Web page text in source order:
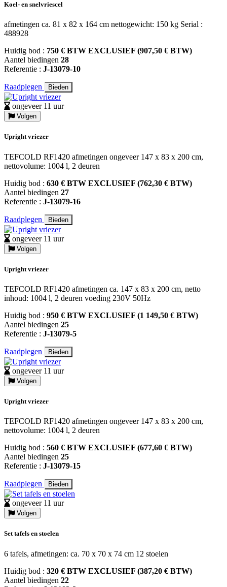
Koel- en snelvriescel
afmetingen ca. 81 x 82 x 164 cm nettogewicht: 150 kg Serial :
488928
Huidig bod : 750 € BTW EXCLUSIEF (907,50 € BTW)
Aantel biedingen 28
Referentie : J-13079-10
Raadplegen Bieden
ongeveer 11 uur
Volgen
Upright vriezer
TEFCOLD RF1420 afmetingen ongeveer 147 x 83 x 200 cm,
nettovolume: 1004 l, 2 deuren
Huidig bod : 630 € BTW EXCLUSIEF (762,30 € BTW)
Aantel biedingen 27
Referentie : J-13079-16
Raadplegen Bieden
ongeveer 11 uur
Volgen
Upright vriezer
TEFCOLD RF1420 afmetingen ca. 147 x 83 x 200 cm, netto
inhoud: 1004 l, 2 deuren voeding 230V 50Hz
Huidig bod : 950 € BTW EXCLUSIEF (1 149,50 € BTW)
Aantel biedingen 25
Referentie : J-13079-5
Raadplegen Bieden
ongeveer 11 uur
Volgen
Upright vriezer
TEFCOLD RF1420 afmetingen ongeveer 147 x 83 x 200 cm,
nettovolume: 1004 l, 2 deuren
Huidig bod : 560 € BTW EXCLUSIEF (677,60 € BTW)
Aantel biedingen 25
Referentie : J-13079-15
Raadplegen Bieden
ongeveer 11 uur
Volgen
Set tafels en stoelen
6 tafels, afmetingen: ca. 70 x 70 x 74 cm 12 stoelen
Huidig bod : 320 € BTW EXCLUSIEF (387,20 € BTW)
Aantel biedingen 22